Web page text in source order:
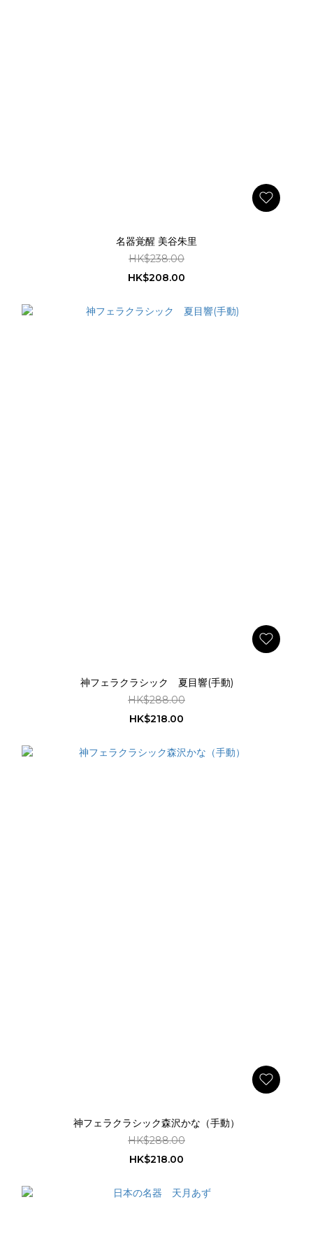
名器覚醒 美谷朱里
HK$238.00
HK$208.00
神フェラクラシック 夏目響(手動)
HK$288.00
HK$218.00
神フェラクラシック森沢かな（手動）
HK$288.00
HK$218.00